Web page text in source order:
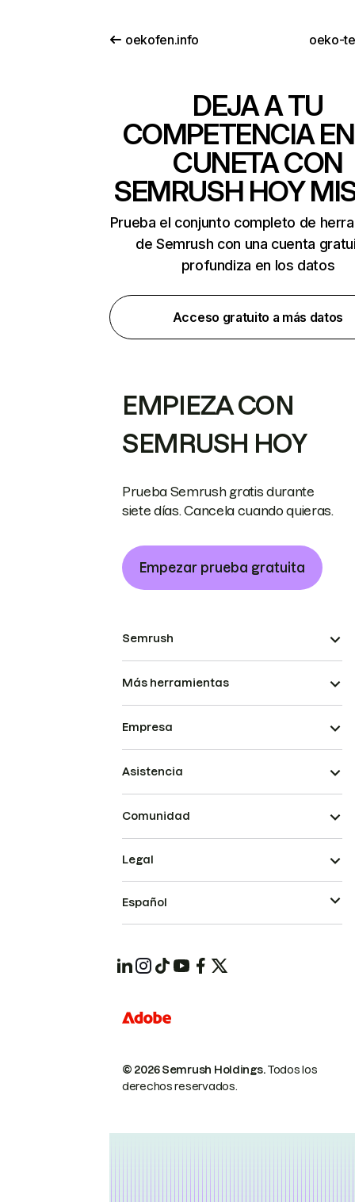
oekofen.info oeko-
DEJA A TU
COMPETENCIA
CUNETA CON
SEMRUSH HOY
Prueba el conjunto completo de
de Semrush con una cuenta
profundiza en los datos
Acceso gratuito a más datos
EMPIEZA CON
SEMRUSH HOY
Prueba Semrush gratis durante
siete días. Cancela cuando quieras.
Empezar prueba gratuita
Semrush
Más herramientas
Empresa
Asistencia
Comunidad
© 2026 Semrush Holdings.Todos los
derechos reservados.
Legal
Español